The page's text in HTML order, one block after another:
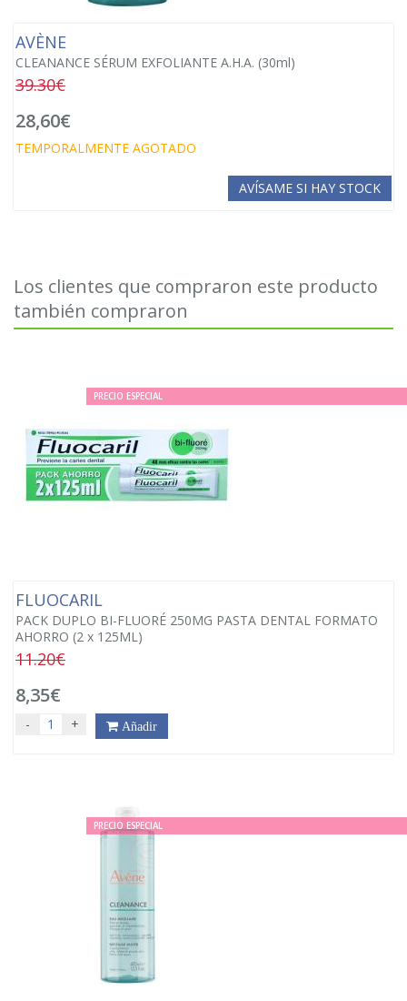
AVÈNE
CLEANANCE SÉRUM EXFOLIANTE A.H.A. (30ml)
39.30€
28,60€
TEMPORALMENTE AGOTADO
AVÍSAME SI HAY STOCK
Los clientes que compraron este producto
también compraron
PRECIO ESPECIAL
FLUOCARIL
PACK DUPLO BI-FLUORÉ 250MG PASTA DENTAL FORMATO
AHORRO (2 x 125ML)
11.20€
8,35€
- + Añadir
PRECIO ESPECIAL